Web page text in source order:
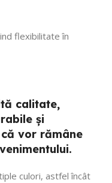
flexibilitate în
calitate,
și
vor rămâne
culori, astfel încât